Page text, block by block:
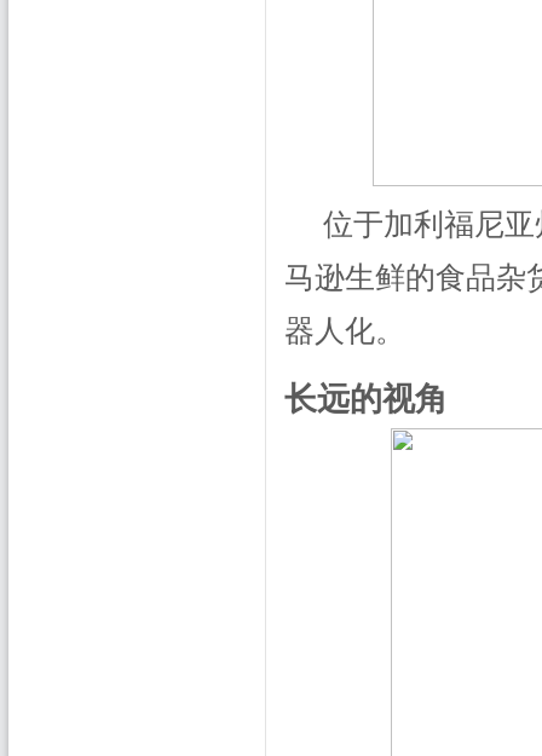
位于加利福尼
马逊生鲜的食品杂
器人化。
长远的视角